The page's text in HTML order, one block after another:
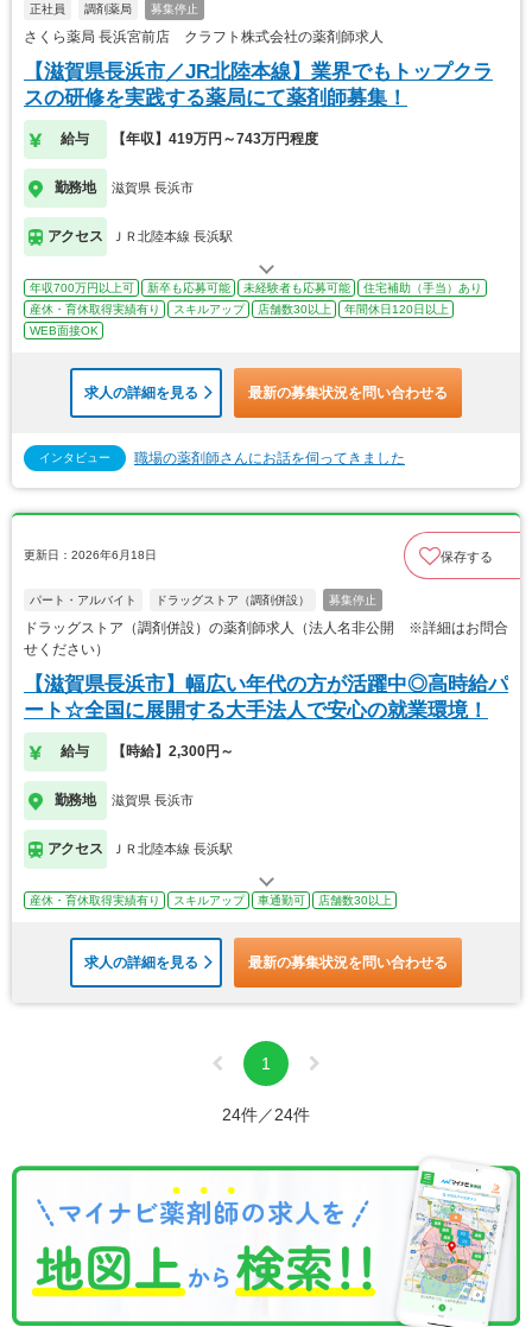
正社員 調剤薬局 募集停止
さくら薬局 長浜宮前店 クラフト株式会社の薬剤師求人
【滋賀県長浜市／JR北陸本線】業界でもトップクラ
スの研修を実践する薬局にて薬剤師募集！
給与 【年収】419万円～743万円程度
勤務地 滋賀県 長浜市
アクセス ＪＲ北陸本線 長浜駅
年収700万円以上可 新卒も応募可能 未経験者も応募可能
住宅補助（手当）あり
産休・育休取得実績有り
スキルアップ 店舗数30以上
年間休日120日以上
WEB面接OK
求人の詳細を見る 最新の募集状況を問い合わせる
インタビュー 職場の薬剤師さんにお話を伺ってきました
更新日：2026年6月18日 保存する
パート・アルバイト ドラッグストア（調剤併設） 募集停止
ドラッグストア（調剤併設）の薬剤師求人（法人名非公開 ※詳細はお問合
せください）
【滋賀県長浜市】幅広い年代の方が活躍中◎高時給パ
ート☆全国に展開する大手法人で安心の就業環境！
給与 【時給】2,300円～
勤務地 滋賀県 長浜市
アクセス ＪＲ北陸本線 長浜駅
産休・育休取得実績有り スキルアップ 車通勤可 店舗数30以上
求人の詳細を見る 最新の募集状況を問い合わせる
1
24件／24件